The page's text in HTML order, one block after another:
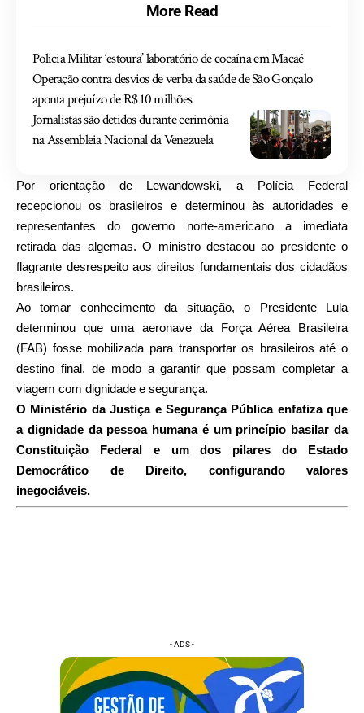
More Read
Policia Militar ‘estoura’ laboratório de cocaína em Macaé
Operação contra desvios de verba da saúde de São Gonçalo
aponta prejuízo de R$ 10 milhões
Jornalistas são detidos durante cerimônia
na Assembleia Nacional da Venezuela
Por orientação de Lewandowski, a Polícia Federal
recepcionou os brasileiros e determinou às autoridades e
representantes do governo norte-americano a imediata
retirada das algemas. O ministro destacou ao presidente o
flagrante desrespeito aos direitos fundamentais dos cidadãos
brasileiros.
Ao tomar conhecimento da situação, o Presidente Lula
determinou que uma aeronave da Força Aérea Brasileira
(FAB) fosse mobilizada para transportar os brasileiros até o
destino final, de modo a garantir que possam completar a
viagem com dignidade e segurança.
O Ministério da Justiça e Segurança Pública enfatiza que
a dignidade da pessoa humana é um princípio basilar da
Constituição Federal e um dos pilares do Estado
Democrático de Direito, configurando valores
inegociáveis.
- ADS -